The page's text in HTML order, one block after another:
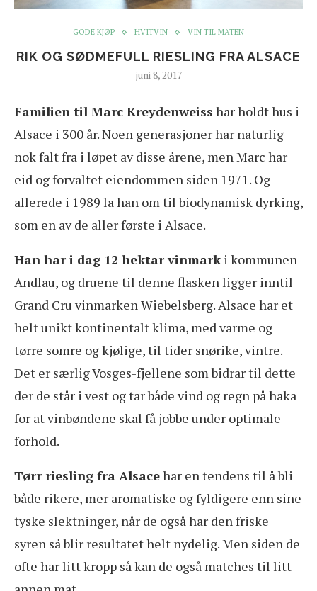
GODE KJØP HVITVIN VIN TIL MATEN
RIK OG SØDMEFULL RIESLING FRA ALSACE
juni 8, 2017
Familien til Marc Kreydenweiss har holdt hus i
Alsace i 300 år. Noen generasjoner har naturlig
nok falt fra i løpet av disse årene, men Marc har
eid og forvaltet eiendommen siden 1971. Og
allerede i 1989 la han om til biodynamisk dyrking,
som en av de aller første i Alsace.
Han har i dag 12 hektar vinmarki kommunen
Andlau, og druene til denne flasken ligger inntil
Grand Cru vinmarken Wiebelsberg. Alsace har et
helt unikt kontinentalt klima, med varme og
tørre somre og kjølige, til tider snørike, vintre.
Det er særlig Vosges-fjellene som bidrar til dette
der de står i vest og tar både vind og regn på haka
for at vinbøndene skal få jobbe under optimale
forhold.
Tørr riesling fra Alsacehar en tendens til å bli
både rikere, mer aromatiske og fyldigere enn sine
tyske slektninger, når de også har den friske
syren så blir resultatet helt nydelig. Men siden de
ofte har litt kropp så kan de også matches til litt